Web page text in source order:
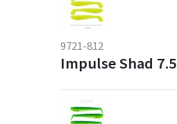
9721-812
Impulse Shad